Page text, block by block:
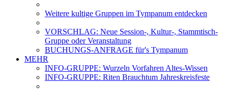
Weitere kultige Gruppen im Tympanum entdecken
VORSCHLAG: Neue Session-, Kultur-, Stammtisch-
Gruppe oder Veranstaltung
BUCHUNGS-ANFRAGE für's Tympanum
MEHR
INFO-GRUPPE: Wurzeln Vorfahren Altes-Wissen
INFO-GRUPPE: Riten Brauchtum Jahreskreisfeste